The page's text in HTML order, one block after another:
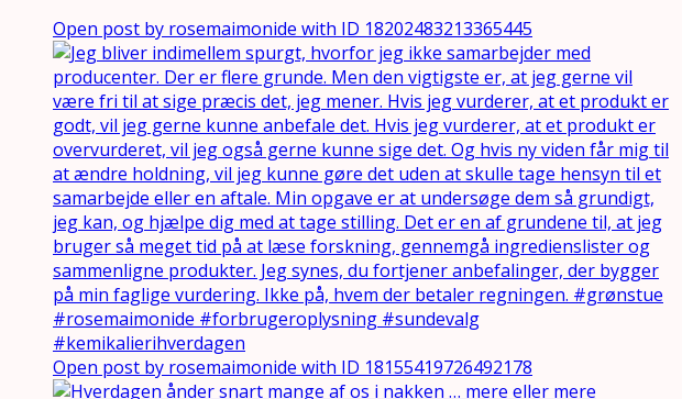
Open post by rosemaimonide with ID 18202483213365445
Open post by rosemaimonide with ID 18155419726492178